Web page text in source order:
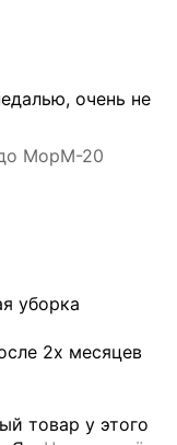
очень не
MopM-20
уборка
2х месяцев
товар у этого